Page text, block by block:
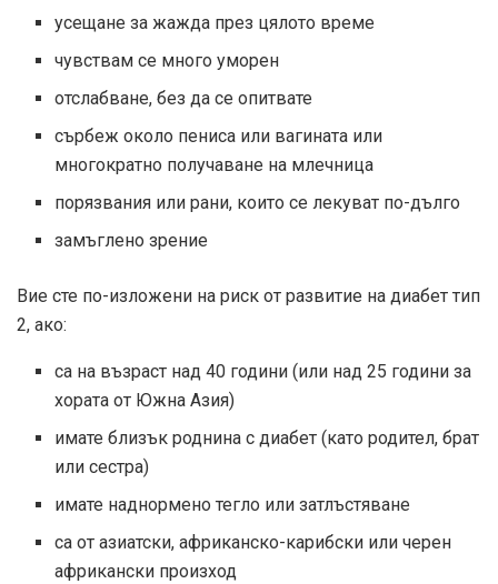
усещане за жажда през цялото време
чувствам се много уморен
отслабване, без да се опитвате
сърбеж около пениса или вагината или
многократно получаване на млечница
порязвания или рани, които се лекуват по-дълго
замъглено зрение
Вие сте по-изложени на риск от развитие на диабет тип
2, ако:
са на възраст над 40 години (или над 25 години за
хората от Южна Азия)
имате близък роднина с диабет (като родител, брат
или сестра)
имате наднормено тегло или затлъстяване
са от азиатски, африканско-карибски или черен
африкански произход